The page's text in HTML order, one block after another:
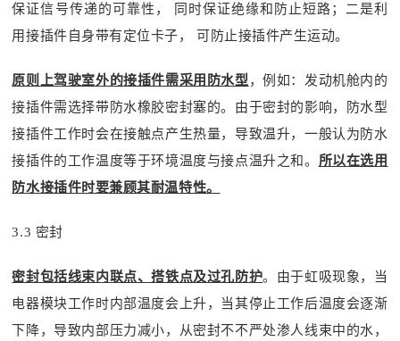
保证信号传递的可靠性， 同时保证绝缘和防止短路；二是利
用接插件自身带有定位卡子， 可防止接插件产生运动。
原则上驾驶室外的接插件需采用防水型 ，例如：发动机舱内的
接插件需选择带防水橡胶密封塞的。由于密封的影响，防水型
接插件工作时会在接触点产生热量，导致温升，一般认为防水
接插件的工作温度等于环境温度与接点温升之和。 所以在选用
防水接插件时要兼顾其耐温特性。
3.3 密封
密封包括线束内联点、搭铁点及过孔防护。由于虹吸现象，当
电器模块工作时内部温度会上升，当其停止工作后温度会逐渐
下降，导致内部压力减小，从密封不不严处渗人线束中的水，